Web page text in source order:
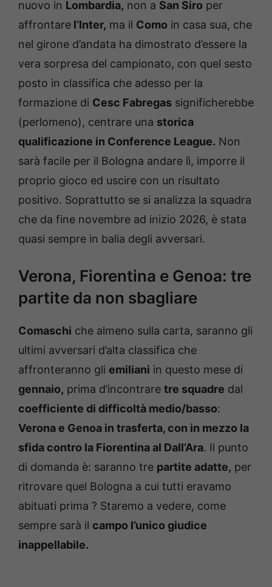
nuovo in Lombardia, non a San Siro per
affrontare l’Inter, ma il Como in casa sua, che
nel girone d’andata ha dimostrato d’essere la
vera sorpresa del campionato, con quel sesto
posto in classifica che adesso per la
formazione di Cesc Fabregas significherebbe
(perlomeno), centrare una storica
qualificazione in Conference League. Non
sarà facile per il Bologna andare lì, imporre il
proprio gioco ed uscire con un risultato
positivo. Soprattutto se si analizza la squadra
che da fine novembre ad inizio 2026, è stata
quasi sempre in balia degli avversari.
Verona, Fiorentina e Genoa: tre
partite da non sbagliare
Comaschi che almeno sulla carta, saranno gli
ultimi avversari d’alta classifica che
affronteranno gli emiliani in questo mese di
gennaio, prima d’incontrare tre squadre dal
coefficiente di difficoltà medio/basso:
Verona e Genoa in trasferta, con in mezzo la
sfida contro la Fiorentina al Dall’Ara. Il punto
di domanda è: saranno tre partite adatte, per
ritrovare quel Bologna a cui tutti eravamo
abituati prima ? Staremo a vedere, come
sempre sarà il campo l’unico giudice
inappellabile.